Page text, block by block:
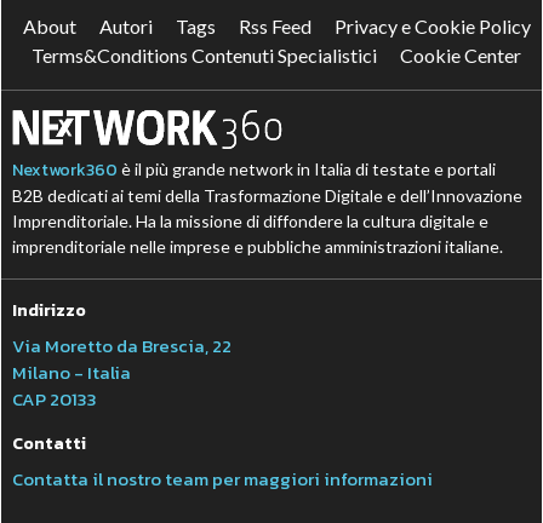
About Autori Tags Rss Feed
Privacy e Cookie Policy
Terms&Conditions Contenuti Specialistici
Cookie Center
Nextwork360 è il più grande network in Italia di testate e portali
B2B dedicati ai temi della Trasformazione Digitale e dell’Innovazione
Imprenditoriale. Ha la missione di diffondere la cultura digitale e
imprenditoriale nelle imprese e pubbliche amministrazioni italiane.
Indirizzo
Via Moretto da Brescia, 22
Milano - Italia
CAP 20133
Contatti
Contatta il nostro team per maggiori informazioni